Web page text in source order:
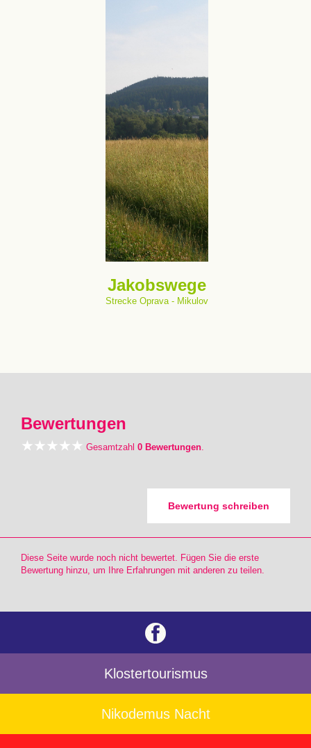
Jakobswege
Strecke Oprava - Mikulov
Bewertungen
Gesamtzahl 0 Bewertungen.
Bewertung schreiben
Diese Seite wurde noch nicht bewertet. Fügen Sie die erste
Bewertung hinzu, um Ihre Erfahrungen mit anderen zu teilen.
Klostertourismus
Nikodemus Nacht